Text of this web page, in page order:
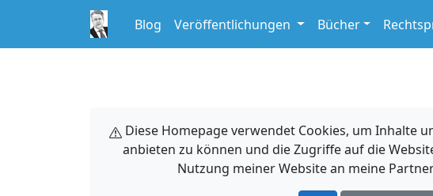
Blog Veröffentlichungen Bücher
Diese Homepage verwendet Cookies, um Inhalte
anbieten zu können und die Zugriffe auf die
Nutzung meiner Website an meine